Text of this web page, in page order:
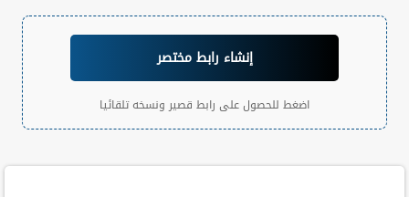
إنشاء رابط مختصر
اضغط للحصول على رابط قصير ونسخه تلقائيا